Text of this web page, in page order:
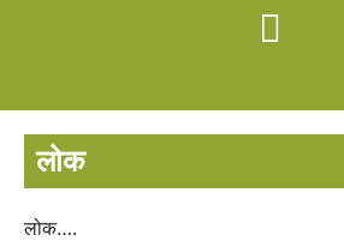
लोक
लोक….